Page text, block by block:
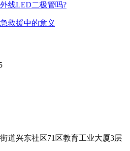
线LED二极管吗?
救援中的意义
道兴东社区71区教育工业大厦3层